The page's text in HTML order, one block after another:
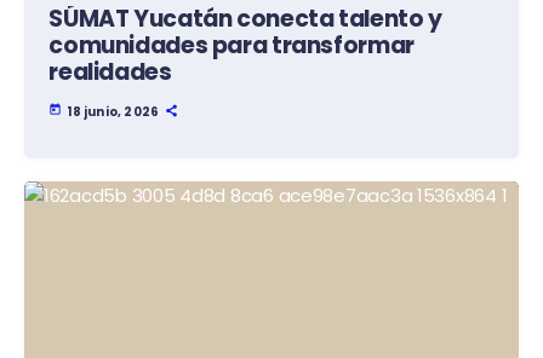
SÚMAT Yucatán conecta talento y
comunidades para transformar
realidades
today 18 junio, 2026